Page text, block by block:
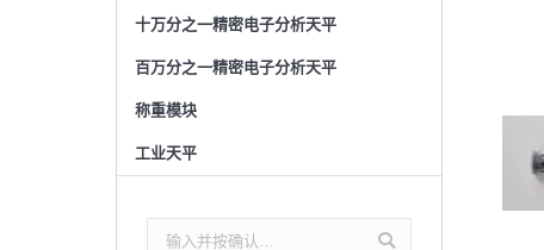
十万分之一精密电子分析天平
百万分之一精密电子分析天平
称重模块
工业天平